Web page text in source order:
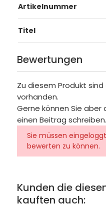
Artikelnummer
Titel
Bewertungen
Zu diesem Produkt
vorhanden.
Gerne können Sie aber
einen Beitrag schreiben.
Sie müssen
bewerten zu können.
Kunden die
kauften auch: